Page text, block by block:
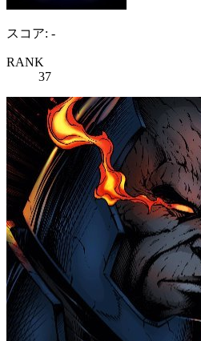
スコア: -
RANK
37